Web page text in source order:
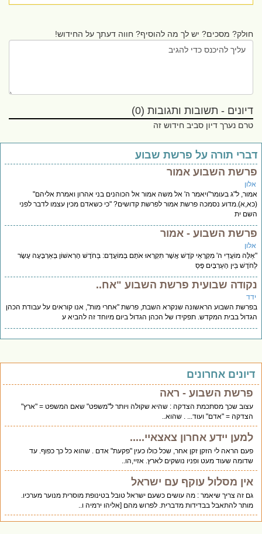
חולק? מסכים? יש לך מה להוסיף? חווה דעתך על החידוש!
דיונים - תשובות ותגובות (0)
טרם נערך דיון סביב חידוש זה
תורה על פרשת שבוע
השבוע אמור
ל"ג בעומר"ויאמר ה' אל משה אמור אל הכוהנים בני אהרון ואמרת אליהם"
נסמכה פרשת אמור לפרשת קדושים? "כי כשאדם מכין עצמו לדבר לפני
ית
השבוע - אמור
מוֹעֲדֵי ה' מִקְרָאֵי קֹדֶשׁ אֲשֶׁר תִּקְרְאוּ אֹתָם בְּמוֹעֲדָם: בַּחֹדֶשׁ הָרִאשׁוֹן בְּאַרְבָּעָה עָשָׂר
בֵּין הָעַרְבָּיִם פֶּסַ
שבועית פרשת השבוע "אח..
השבוע הראשונה שנקרא השבת, פרשת "אחרי מות", אנו קוראים על עבודת הכהן
בבית המקדש. תפקידו של הכהן הגדול ביום מיוחד זה להביא ע
אחרונים
פרשת השבוע - ראה
עצוב שכך מסתכמת הצדקה : שהיא שקולה ויותר ל"משפט" שאם המשפט = "ארץ"
הצדקה = "אדם" ועוד... . שהוא..
למען יידע אחרון צאצאיי.....
פעם הראה לי הזקן זקן אחר, שכל כולו כעין "פקעת" אדם . שהוא כל כך כפוף. עד
שדומה שעוד מעט ופניו נושקים לארץ. אזיי,הו..
אין מסלול עוקף עם ישראל
גם זה צריך שיאמר : מה עושים כשעם ישראל טובל בטינופת מוסרית מנוער מערכיו.
מותר להתאבל בבדידות מדברית. לפרוש מהם [אליהו ירמיה ו..